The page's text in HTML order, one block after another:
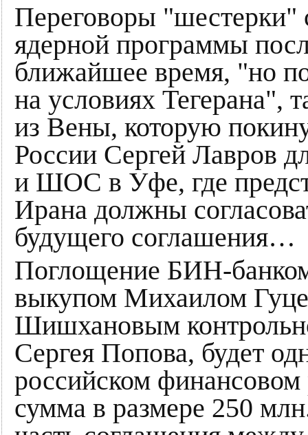
Переговоры "шестерки"
ядерной программы
ближайшее время, "но
на условиях Тегерана",
из Вены, которую
России Сергей Лавров
и ШОС в Уфе, где
Ирана должны
будущего соглашения…
Поглощение БИН-
выкупом Михаилом
Шишхановым
Сергея Попова, будет
российском
сумма в размере 250